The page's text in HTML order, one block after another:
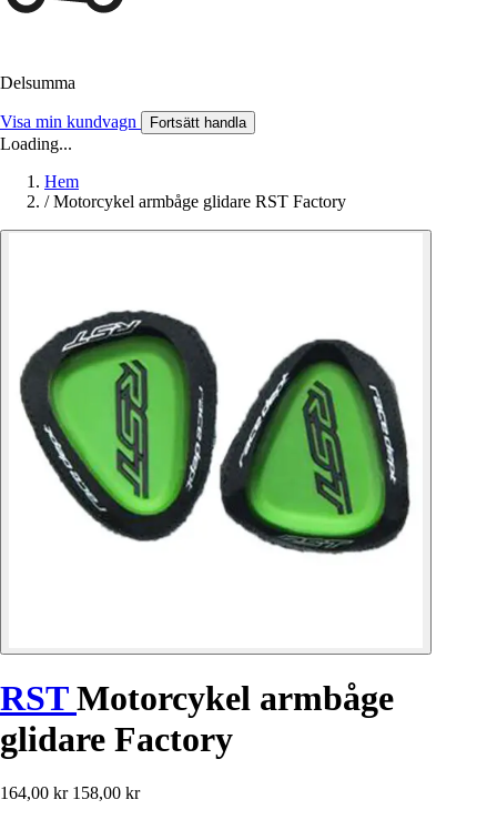
Delsumma
Visa min kundvagn Fortsätt handla
Loading...
Hem
/ Motorcykel armbåge glidare RST Factory
RSTMotorcykel armbåge
glidare Factory
164,00 kr 158,00 kr